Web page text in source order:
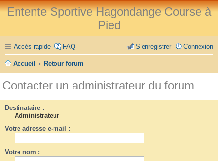
Entente Sportive Hagondange Course à
Pied
Accès rapide FAQ Connexion
S’enregistrer
Accueil Retour forum
Contacter un administrateur du forum
Destinataire :
Administrateur
Votre adresse e-mail :
Votre nom :